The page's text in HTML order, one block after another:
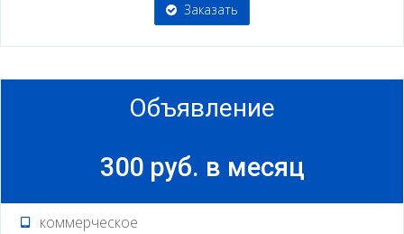
Заказать
Объявление
300 руб. в месяц
коммерческое